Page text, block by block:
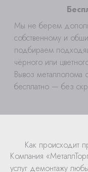
Мы не берем
собственному и
подбираем
чёрного или
Вывоз металлолома
бесплатно — без
Как происходит
Компания
услуг демонтажу